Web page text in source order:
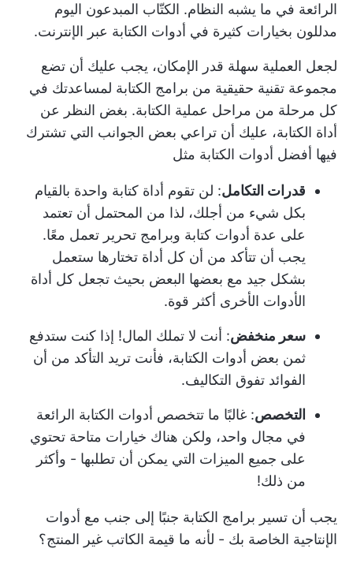
الرائعة في ما يشبه النظام. الكتّاب المبدعون اليوم
مدللون بخيارات كثيرة في أدوات الكتابة عبر الإنترنت.
لجعل العملية سهلة قدر الإمكان، يجب عليك أن تضع
مجموعة تقنية حقيقية من برامج الكتابة لمساعدتك في
كل مرحلة من مراحل عملية الكتابة. بغض النظر عن
أداة الكتابة، عليك أن تراعي بعض الجوانب التي تشترك
فيها أفضل أدوات الكتابة مثل
قدرات التكامل: لن تقوم أداة كتابة واحدة بالقيام
بكل شيء من أجلك، لذا من المحتمل أن تعتمد
على عدة أدوات كتابة وبرامج تحرير تعمل معًا.
يجب أن تتأكد من أن كل أداة تختارها ستعمل
بشكل جيد مع بعضها البعض بحيث تجعل كل أداة
الأدوات الأخرى أكثر قوة.
سعر منخفض: أنت لا تملك المال! إذا كنت ستدفع
ثمن بعض أدوات الكتابة، فأنت تريد التأكد من أن
الفوائد تفوق التكاليف.
التخصص: غالبًا ما تتخصص أدوات الكتابة الرائعة
في مجال واحد، ولكن هناك خيارات متاحة تحتوي
على جميع الميزات التي يمكن أن تطلبها - وأكثر
من ذلك!
يجب أن تسير برامج الكتابة جنبًا إلى جنب مع أدوات
الإنتاجية الخاصة بك - لأنه ما قيمة الكاتب غير المنتج؟